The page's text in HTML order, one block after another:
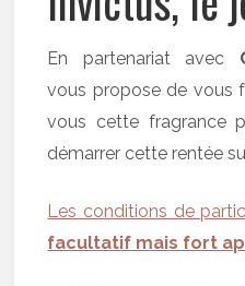
En partenariat avec
vous propose de vous
vous cette fragrance
démarrer cette rentée
Les conditions de
facultatif mais fort